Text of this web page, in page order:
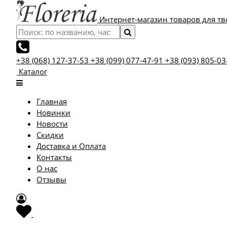
Интернет-магазин товаров для
+38 (068) 127-37-53 +38 (099) 077-47-91 +38 (093) 805-
Каталог
Главная
Новинки
Новости
Скидки
Доставка и Оплата
Контакты
О нас
Отзывы